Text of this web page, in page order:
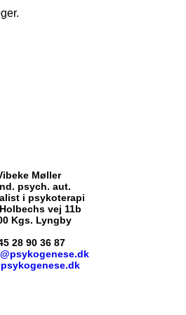
Møller
psych. aut.
i psykoterapi
vej 11b
Kgs. Lyngby
28 90 36 87